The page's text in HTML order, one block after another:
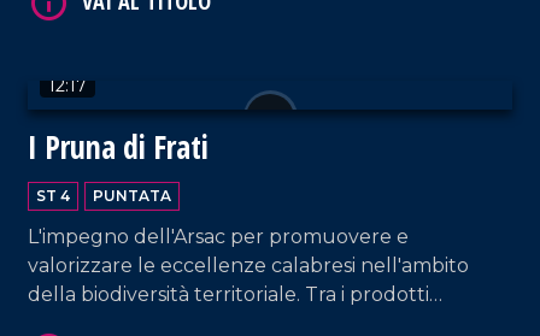
12:17
I Pruna di Frati
ST 4 PUNTATA
L'impegno dell'Arsac per promuovere e
valorizzare le eccellenze calabresi nell'ambito
della biodiversità territoriale. Tra i prodotti
VAI AL TITOLO